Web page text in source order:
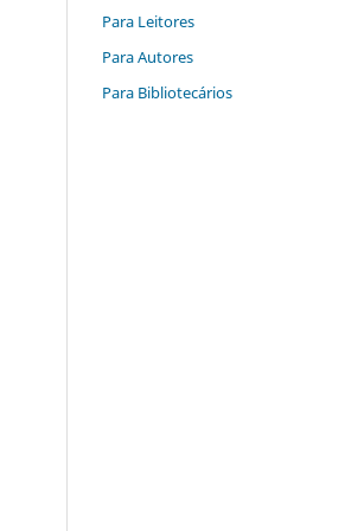
Para Leitores
Para Autores
Para Bibliotecários